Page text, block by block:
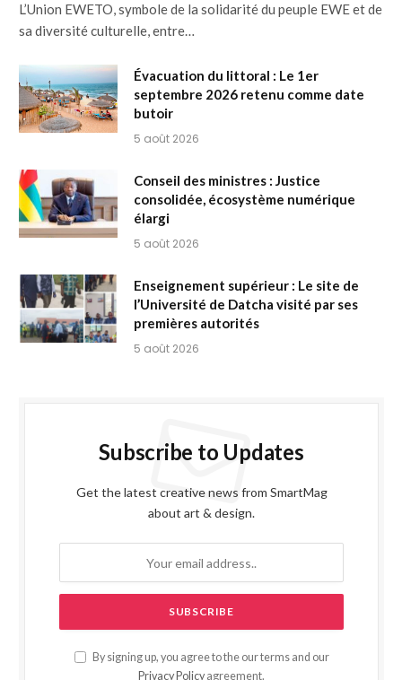
L’Union EWETO, symbole de la solidarité du peuple EWE et de
sa diversité culturelle, entre…
Évacuation du littoral : Le 1er
septembre 2026 retenu comme date
butoir
5 août 2026
Conseil des ministres : Justice
consolidée, écosystème numérique
élargi
5 août 2026
Enseignement supérieur : Le site de
l’Université de Datcha visité par ses
premières autorités
5 août 2026
Subscribe to Updates
Get the latest creative news from SmartMag
about art & design.
By signing up, you agree to the our terms and our
Privacy Policy agreement.